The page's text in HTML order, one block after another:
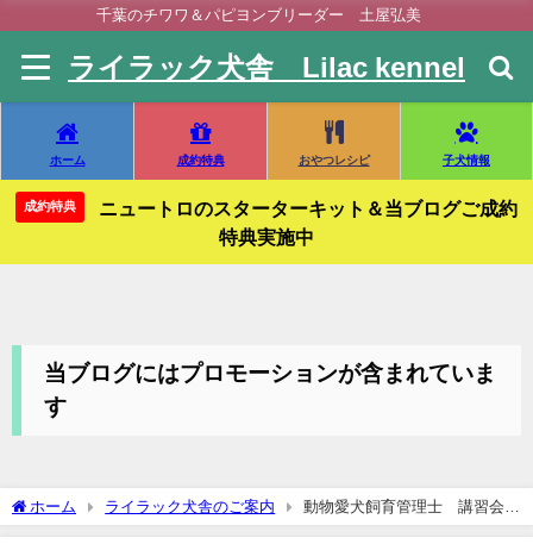
千葉のチワワ＆パピヨンブリーダー 土屋弘美
ライラック犬舎 Lilac kennel
ホーム 成約特典 おやつレシピ 子犬情報
成約特典
ニュートロのスターターキット＆当ブログご成約
特典実施中
当ブログにはプロモーションが含まれていま
す
ホーム ライラック犬舎のご案内
動物愛犬飼育管理士 講習会＆
試験